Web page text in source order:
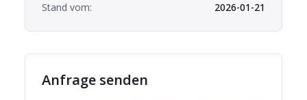
Stand vom:
2026-01-21
Anfrage senden